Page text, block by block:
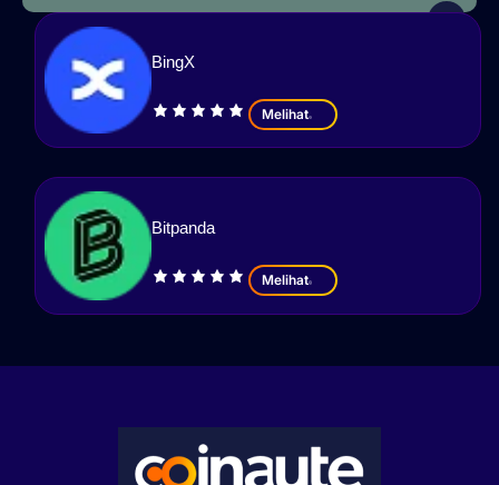
BingX
Melihat
Bitpanda
Melihat